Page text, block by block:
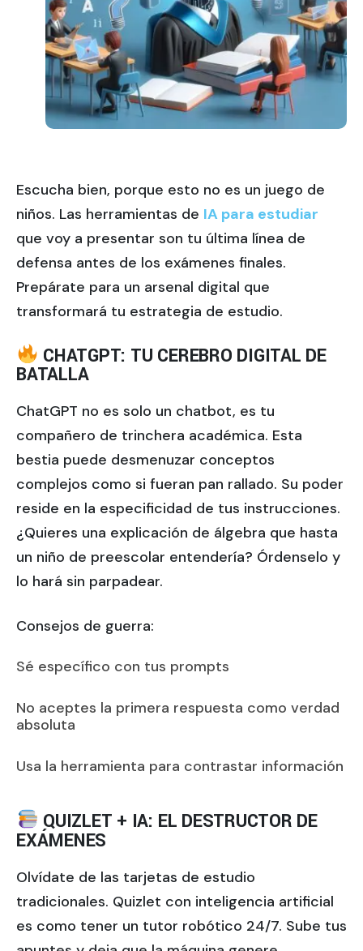
Escucha bien, porque esto no es un juego de
niños. Las herramientas de IA para estudiar
que voy a presentar son tu última línea de
defensa antes de los exámenes finales.
Prepárate para un arsenal digital que
transformará tu estrategia de estudio.
CHATGPT: TU CEREBRO DIGITAL DE
BATALLA
ChatGPT no es solo un chatbot, es tu
compañero de trinchera académica. Esta
bestia puede desmenuzar conceptos
complejos como si fueran pan rallado. Su poder
reside en la especificidad de tus instrucciones.
¿Quieres una explicación de álgebra que hasta
un niño de preescolar entendería? Órdenselo y
lo hará sin parpadear.
Consejos de guerra:
Sé específico con tus prompts
No aceptes la primera respuesta como verdad
absoluta
Usa la herramienta para contrastar información
QUIZLET + IA: EL DESTRUCTOR DE
EXÁMENES
Olvídate de las tarjetas de estudio
tradicionales. Quizlet con inteligencia artificial
es como tener un tutor robótico 24/7. Sube tus